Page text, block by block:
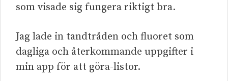
som visade sig fungera riktigt bra.
Jag lade in tandtråden och fluoret som
dagliga och återkommande uppgifter i
min app för att göra-listor.